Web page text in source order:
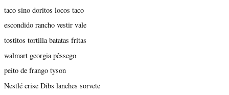
taco sino doritos locos taco
escondido rancho vestir vale
tostitos tortilla batatas fritas
walmart georgia pêssego
peito de frango tyson
Nestlé crise Dibs lanches sorvete